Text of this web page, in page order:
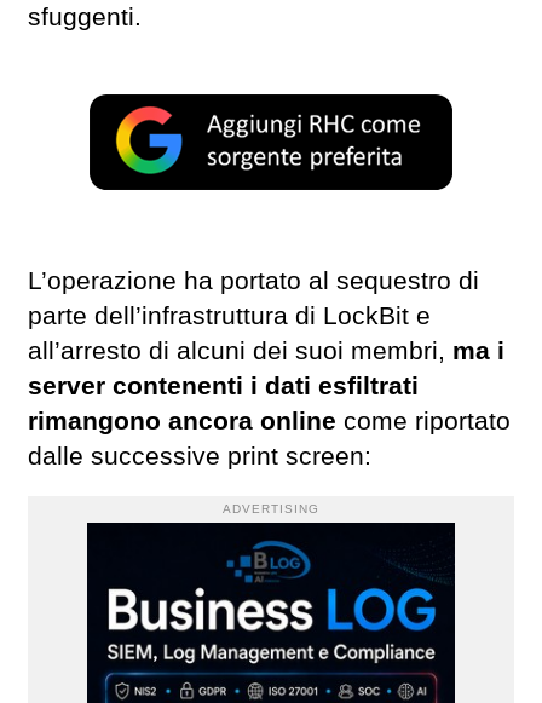
sfuggenti.
L’operazione ha portato al sequestro di
parte dell’infrastruttura di LockBit e
all’arresto di alcuni dei suoi membri, ma i
server contenenti i dati esfiltrati
rimangono ancora online come riportato
dalle successive print screen:
ADVERTISING